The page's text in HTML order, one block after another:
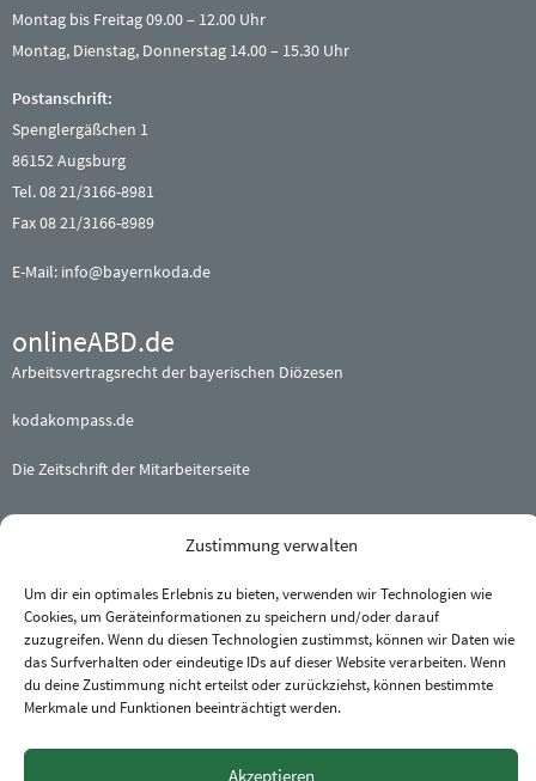
Zustimmung verwalten
Um dir ein optimales Erlebnis zu bieten, verwenden wir Technologien wie
Cookies, um Geräteinformationen zu speichern und/oder darauf
zuzugreifen. Wenn du diesen Technologien zustimmst, können wir Daten wie
das Surfverhalten oder eindeutige IDs auf dieser Website verarbeiten. Wenn
du deine Zustimmung nicht erteilst oder zurückziehst, können bestimmte
Merkmale und Funktionen beeinträchtigt werden.
Akzeptieren
Montag bis Freitag 09.00 – 12.00 Uhr
Montag, Dienstag, Donnerstag 14.00 – 15.30 Uhr
Postanschrift:
Spenglergäßchen 1
86152 Augsburg
Tel. 08 21/3166-8981
Fax 08 21/3166-8989
E-Mail: info@bayernkoda.de
onlineABD.de
Arbeitsvertragsrecht der bayerischen Diözesen
kodakompass.de
Die Zeitschrift der Mitarbeiterseite
Beteiligte (Erz-) Bistümer
München und Freising·Passau
Regensburg
Würzburg